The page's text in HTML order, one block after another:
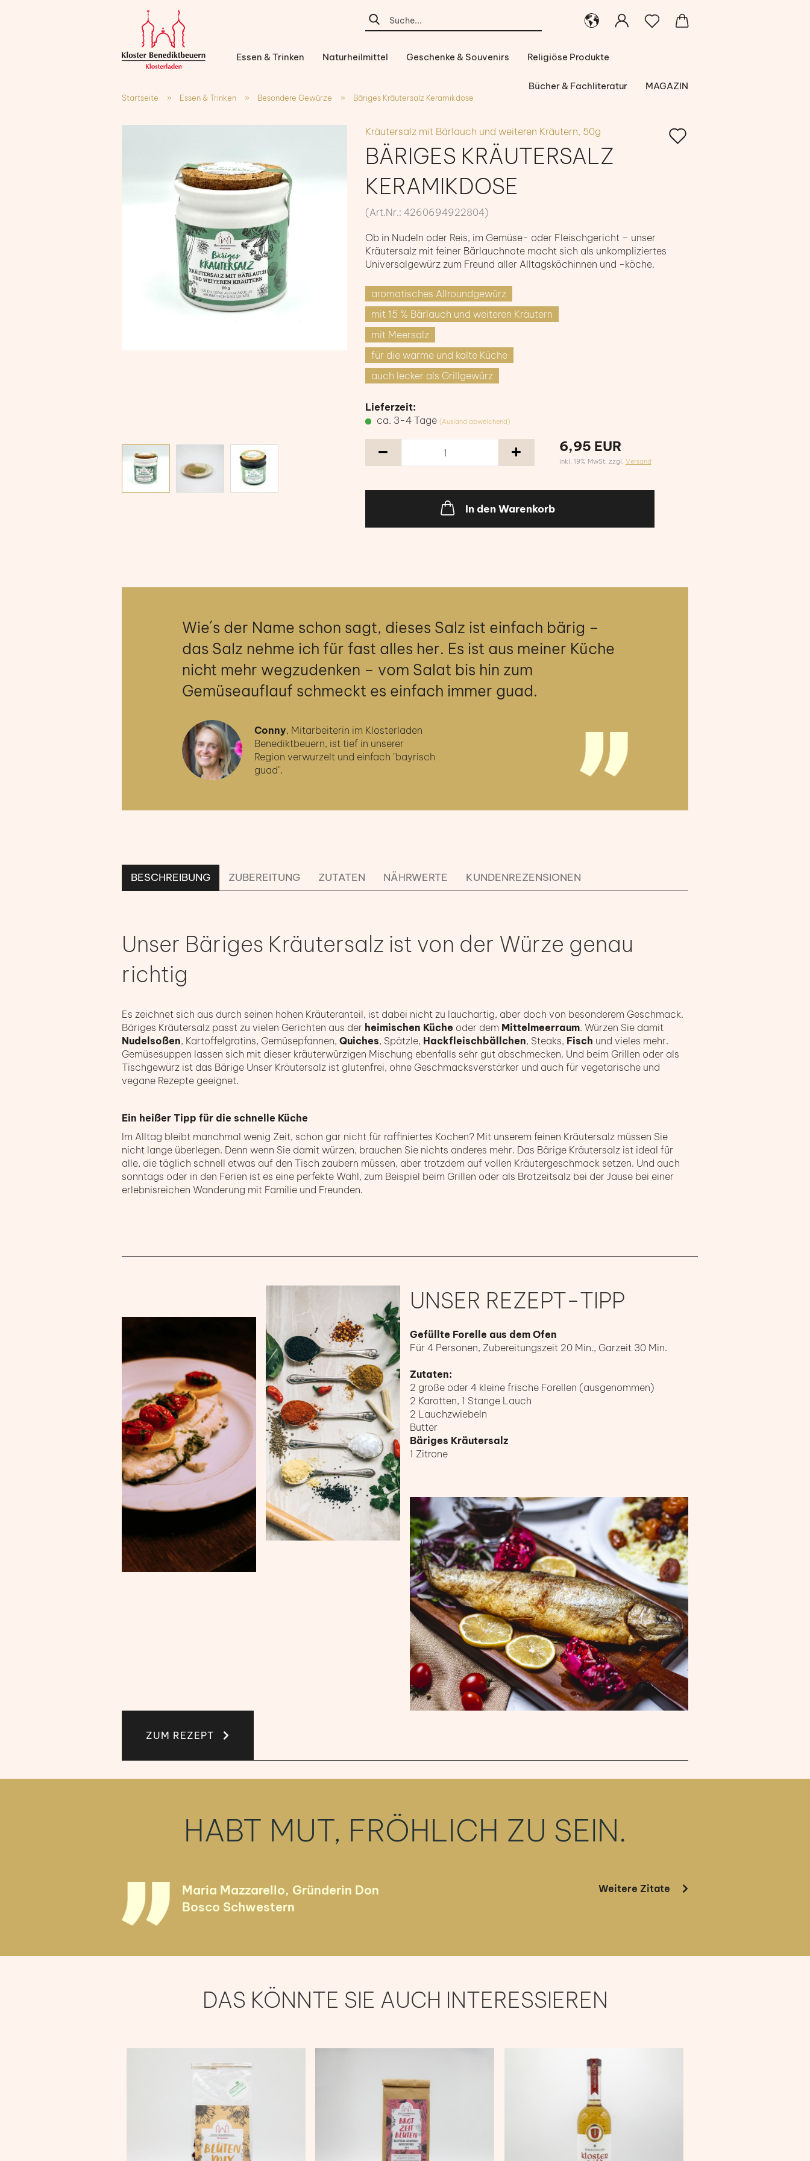
Essen & Trinken Naturheilmittel Geschenke & Souvenirs Religiöse Produkte
Bücher & Fachliteratur MAGAZIN
Startseite » Essen & Trinken » Besondere Gewürze » Bäriges Kräutersalz Keramikdose
Kräutersalz mit Bärlauch und weiteren Kräutern, 50g
BÄRIGES KRÄUTERSALZ
KERAMIKDOSE
(Art.Nr.:4260694922804)
Ob in Nudeln oder Reis, im Gemüse- oder Fleischgericht – unser
Kräutersalz mit feiner Bärlauchnote macht sich als unkompliziertes
Universalgewürz zum Freund aller Alltagsköchinnen und -köche.
aromatisches Allroundgewürz
mit 15 % Bärlauch und weiteren Kräutern
mit Meersalz
für die warme und kalte Küche
auch lecker als Grillgewürz
Lieferzeit:
ca. 3-4 Tage(Ausland abweichend)
6,95 EUR
inkl. 19% MwSt. zzgl. Versand
In den Warenkorb
Wie´s der Name schon sagt, dieses Salz ist einfach bärig –
das Salz nehme ich für fast alles her. Es ist aus meiner Küche
nicht mehr wegzudenken – vom Salat bis hin zum
Gemüseauflauf schmeckt es einfach immer guad.
Conny, Mitarbeiterin im Klosterladen
Benediktbeuern, ist tief in unserer
Region verwurzelt und einfach "bayrisch
guad".
BESCHREIBUNG ZUBEREITUNG ZUTATEN NÄHRWERTE KUNDENREZENSIONEN
Unser Bäriges Kräutersalz ist von der Würze genau
richtig
Es zeichnet sich aus durch seinen hohen Kräuteranteil, ist dabei nicht zu lauchartig, aber doch von besonderem Geschmack.
Bäriges Kräutersalz passt zu vielen Gerichten aus der heimischen Küche oder dem Mittelmeerraum. Würzen Sie damit
Nudelsoßen, Kartoffelgratins, Gemüsepfannen, Quiches, Spätzle, Hackfleischbällchen, Steaks, Fisch und vieles mehr.
Gemüsesuppen lassen sich mit dieser kräuterwürzigen Mischung ebenfalls sehr gut abschmecken. Und beim Grillen oder als
Tischgewürz ist das Bärige Unser Kräutersalz ist glutenfrei, ohne Geschmacksverstärker und auch für vegetarische und
vegane Rezepte geeignet.
Ein heißer Tipp für die schnelle Küche
Im Alltag bleibt manchmal wenig Zeit, schon gar nicht für raffiniertes Kochen? Mit unserem feinen Kräutersalz müssen Sie
nicht lange überlegen. Denn wenn Sie damit würzen, brauchen Sie nichts anderes mehr. Das Bärige Kräutersalz ist ideal für
alle, die täglich schnell etwas auf den Tisch zaubern müssen, aber trotzdem auf vollen Kräutergeschmack setzen. Und auch
sonntags oder in den Ferien ist es eine perfekte Wahl, zum Beispiel beim Grillen oder als Brotzeitsalz bei der Jause bei einer
erlebnisreichen Wanderung mit Familie und Freunden.
UNSER REZEPT-TIPP
Gefüllte Forelle aus dem Ofen
Für 4 Personen, Zubereitungszeit 20 Min., Garzeit 30 Min.
Zutaten:
2 große oder 4 kleine frische Forellen (ausgenommen)
2 Karotten, 1 Stange Lauch
2 Lauchzwiebeln
Butter
Bäriges Kräutersalz
1 Zitrone
ZUM REZEPT
HABT MUT, FRÖHLICH ZU SEIN.
Maria Mazzarello, Gründerin Don
Bosco Schwestern
Weitere Zitate
DAS KÖNNTE SIE AUCH INTERESSIEREN